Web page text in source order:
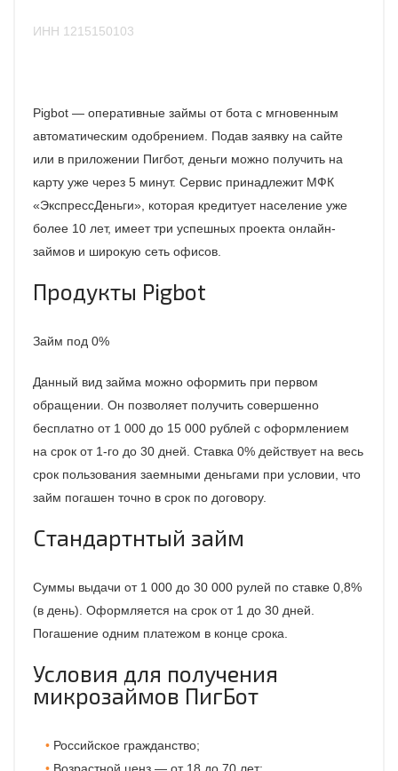
ИНН 1215150103
Pigbot — оперативные займы от бота с мгновенным
автоматическим одобрением. Подав заявку на сайте
или в приложении Пигбот, деньги можно получить на
карту уже через 5 минут. Сервис принадлежит МФК
«ЭкспрессДеньги», которая кредитует население уже
более 10 лет, имеет три успешных проекта онлайн-
займов и широкую сеть офисов.
Продукты Pigbot
Займ под 0%
Данный вид займа можно оформить при первом
обращении. Он позволяет получить совершенно
бесплатно от 1 000 до 15 000 рублей с оформлением
на срок от 1-го до 30 дней. Ставка 0% действует на весь
срок пользования заемными деньгами при условии, что
займ погашен точно в срок по договору.
Стандартнтый займ
Суммы выдачи от 1 000 до 30 000 рулей по ставке 0,8%
(в день). Оформляется на срок от 1 до 30 дней.
Погашение одним платежом в конце срока.
Условия для получения
микрозаймов ПигБот
Российское гражданство;